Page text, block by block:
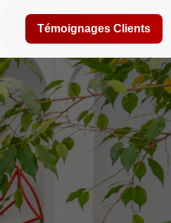
Témoignages Clients